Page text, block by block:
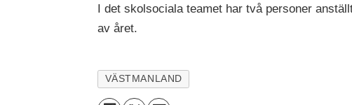
I det skolsociala teamet har två personer
av året.
VÄSTMANLAND